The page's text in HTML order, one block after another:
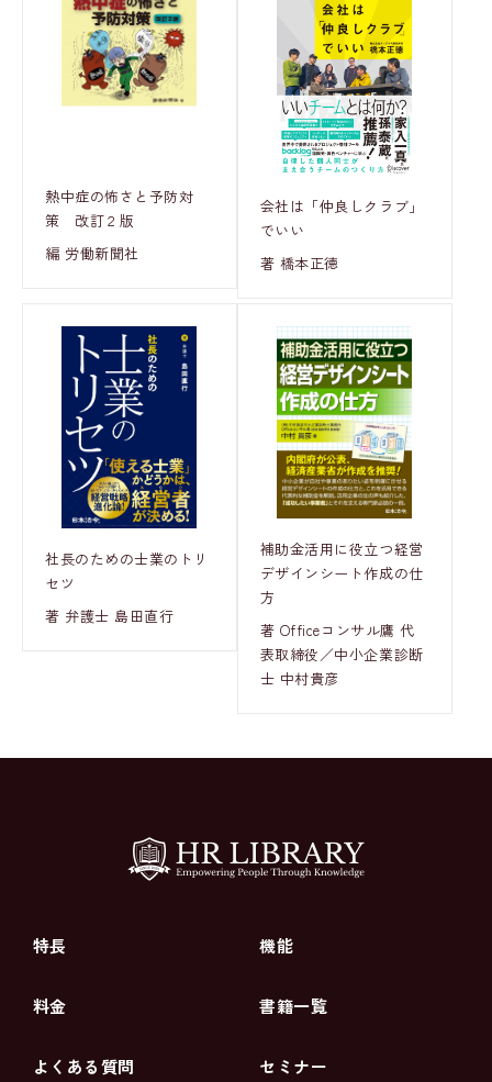
熱中症の怖さと予防対
策 改訂２版
編 労働新聞社
会社は「仲良しクラブ」
でいい
著 橋本正徳
社長のための士業のトリ
セツ
著 弁護士 島田直行
補助金活用に役立つ経営
デザインシート作成の仕
方
著 Officeコンサル鷹 代
表取締役／中小企業診断
士 中村貴彦
特長 機能
料金 書籍一覧
よくある質問 セミナー